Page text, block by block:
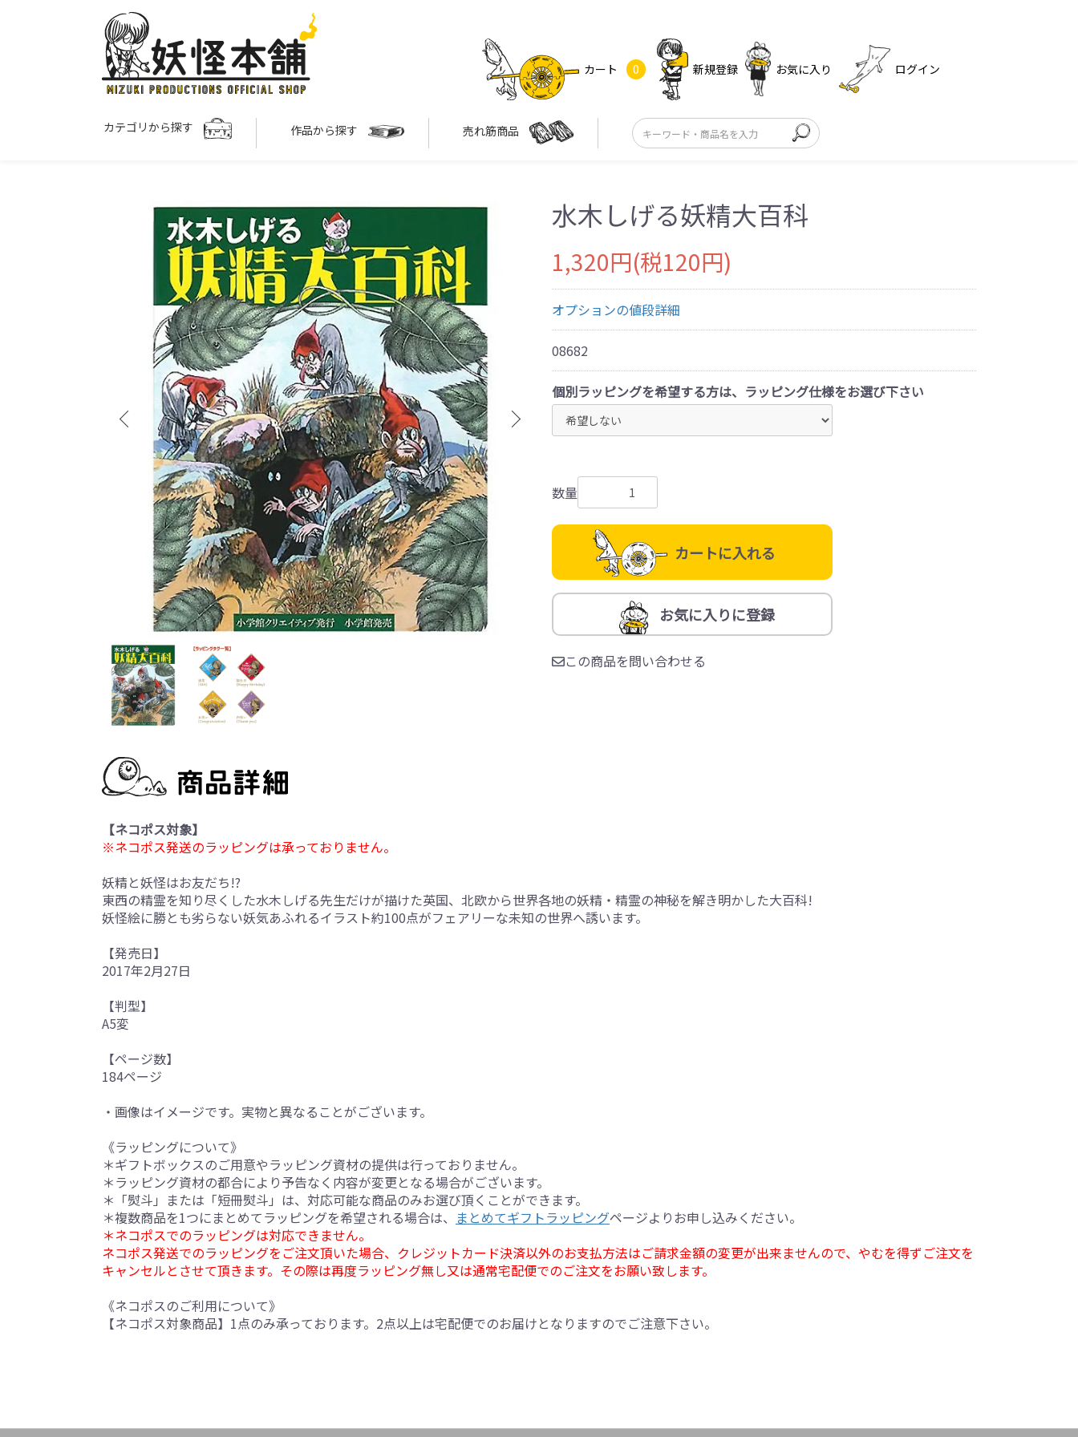
カート 0 新規登録 お気に入り ログイン
カテゴリから探す 作品から探す 売れ筋商品
水木しげる妖精大百科
1,320円(税120円)
オプションの値段詳細
08682
個別ラッピングを希望する方は、ラッピング仕様をお選び下さい
数量
カートに入れる
お気に入りに登録
この商品を問い合わせる
【ネコポス対象】
※ネコポス発送のラッピングは承っておりません。
妖精と妖怪はお友だち!?
東西の精霊を知り尽くした水木しげる先生だけが描けた英国、北欧から世界各地の妖精・精霊の神秘を解き明かした大百科!
妖怪絵に勝とも劣らない妖気あふれるイラスト約100点がフェアリーな未知の世界へ誘います。
【発売日】
2017年2月27日
【判型】
A5変
【ページ数】
184ページ
・画像はイメージです。実物と異なることがございます。
《ラッピングについて》
＊ギフトボックスのご用意やラッピング資材の提供は行っておりません。
＊ラッピング資材の都合により予告なく内容が変更となる場合がございます。
＊「熨斗」または「短冊熨斗」は、対応可能な商品のみお選び頂くことができます。
＊複数商品を1つにまとめてラッピングを希望される場合は、 まとめてギフトラッピングページよりお申し込みください。
＊ネコポスでのラッピングは対応できません。
ネコポス発送でのラッピングをご注文頂いた場合、クレジットカード決済以外のお支払方法はご請求金額の変更が出来ませんので、やむを得ずご注文を
キャンセルとさせて頂きます。その際は再度ラッピング無し又は通常宅配便でのご注文をお願い致します。
《ネコポスのご利用について》
【ネコポス対象商品】1点のみ承っております。2点以上は宅配便でのお届けとなりますのでご注意下さい。